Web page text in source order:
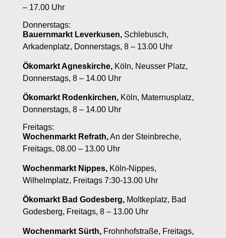
– 17.00 Uhr
Donnerstags:
Bauernmarkt Leverkusen,Schlebusch,
Arkadenplatz, Donnerstags, 8 – 13.00 Uhr
Ökomarkt Agneskirche,Köln, Neusser Platz,
Donnerstags, 8 – 14.00 Uhr
Ökomarkt Rodenkirchen,Köln, Maternusplatz,
Donnerstags, 8 – 14.00 Uhr
Freitags:
Wochenmarkt Refrath,An der Steinbreche,
Freitags, 08.00 – 13.00 Uhr
Wochenmarkt Nippes,Köln-Nippes,
Wilhelmplatz, Freitags 7:30-13.00 Uhr
Ökomarkt Bad Godesberg,Moltkeplatz, Bad
Godesberg, Freitags, 8 – 13.00 Uhr
Wochenmarkt Sürth,Frohnhofstraße, Freitags,